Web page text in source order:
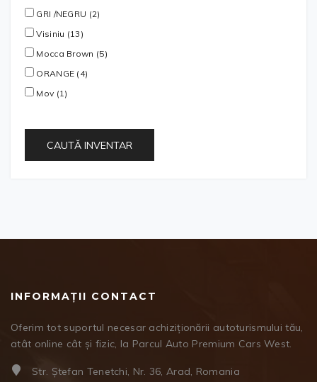
GRI /NEGRU (2)
Visiniu (13)
Mocca Brown (5)
ORANGE (4)
Mov (1)
CAUTĂ INVENTAR
INFORMAȚII CONTACT
Oferim tot suportul necesar achiziționării autoturismului tău,
atât online cât și fizic, la Parcul Auto Premium Cars West.
Str. Ștefan Tenetchi, Nr. 36, Arad, Romania